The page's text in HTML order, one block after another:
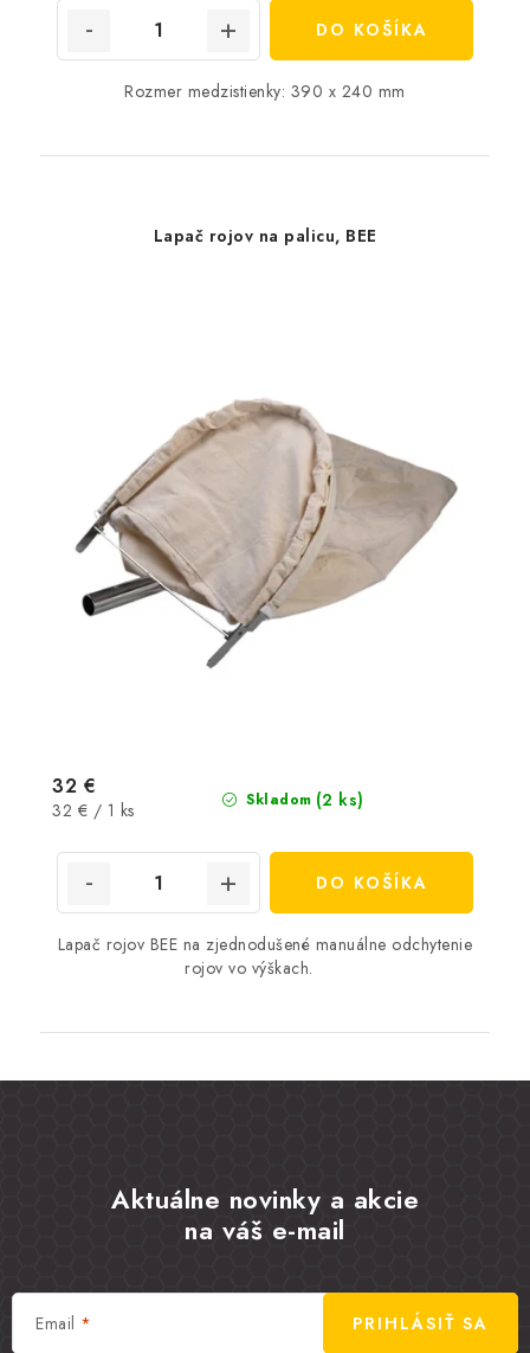
DO KOŠÍKA
Rozmer medzistienky: 390 x 240 mm
Lapač rojov na palicu, BEE
Skladom (2 ks)
32 €
Jednotková
32 € / 1 ks
DO KOŠÍKA
Lapač rojov BEE na zjednodušené manuálne odchytenie
rojov vo výškach.
Aktuálne novinky a akcie
na váš e-mail
Email PRIHLÁSIŤ SA